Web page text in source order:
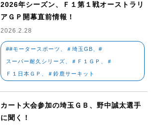
2026年シーズン、Ｆ１第１戦オーストラリ
アＧＰ開幕直前情報！
2026.2.28
##モータースポーツ、＃埼玉GB、#
スーパー耐久シリーズ、＃Ｆ１ＧＰ、＃
Ｆ１日本ＧＰ、＃鈴鹿サーキット
カート大会参加の埼玉ＧＢ、野中誠太選手
に聞く！